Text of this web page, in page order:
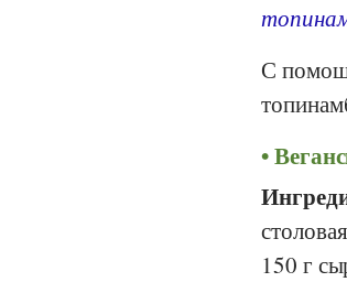
С
150 г